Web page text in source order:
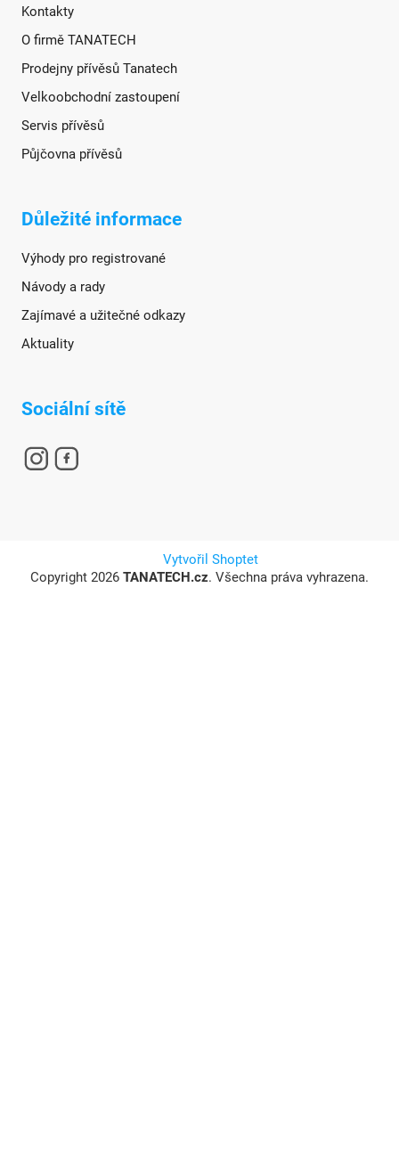
Kontakty
O firmě TANATECH
Prodejny přívěsů Tanatech
Velkoobchodní zastoupení
Servis přívěsů
Půjčovna přívěsů
Důležité informace
Výhody pro registrované
Návody a rady
Zajímavé a užitečné odkazy
Aktuality
Sociální sítě
Vytvořil Shoptet
Copyright 2026 TANATECH.cz. Všechna práva vyhrazena.